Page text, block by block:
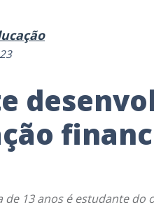
de 13 anos é estudante do